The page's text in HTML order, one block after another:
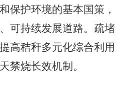
保护环境的基本国策，
可持续发展道路。疏堵
高秸秆多元化综合利用
禁烧长效机制。